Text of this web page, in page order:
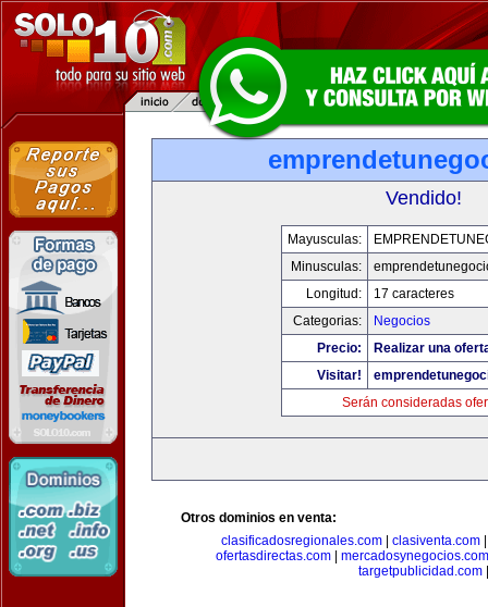
Vendido!
Mayusculas:
Minusculas:
Longitud:
17 caracteres
Categorias:
Negocios
Precio:
Realizar una
Visitar!
Serán consideradas
Otros dominios en venta:
clasificadosregionales.com| clasiventa.com
ofertasdirectas.com
mercadosynegocios.com
targetpublicidad.com